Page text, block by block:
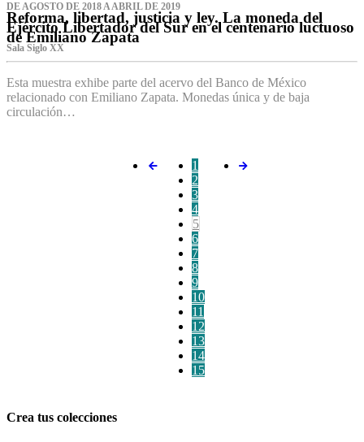
DE AGOSTO DE 2018 A ABRIL DE 2019
Reforma, libertad, justicia y ley. La moneda del
Ejército Libertador del Sur en el centenario luctuoso
de Emiliano Zapata
Sala Siglo XX
Esta muestra exhibe parte del acervo del Banco de México
relacionado con Emiliano Zapata. Monedas única y de baja
circulación…
1
2
3
4
5
6
7
8
9
10
11
12
13
14
15
Crea tus colecciones